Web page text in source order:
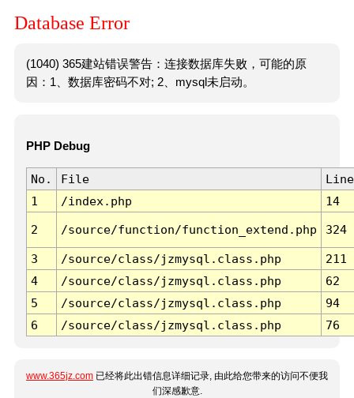
Database Error
(1040) 365建站错误警告：连接数据库失败，可能的原
因：1、数据库密码不对; 2、mysql未启动。
PHP Debug
No. File
Line
1
/index.php 14
2 /source/function/function_extend.php 324
3 /source/class/jzmysql.class.php
211
4
/source/class/jzmysql.class.php
62
5
/source/class/jzmysql.class.php
94
6
/source/class/jzmysql.class.php 76
www.365jz.com 已经将此出错信息详细记录, 由此给您带来的访问不便我
们深感歉意.